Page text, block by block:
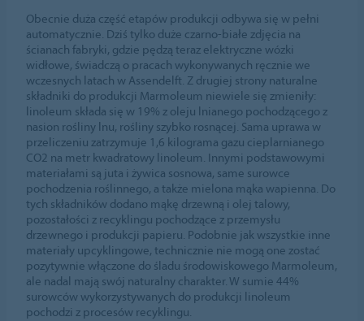
Obecnie duża część etapów produkcji odbywa się w pełni
automatycznie. Dziś tylko duże czarno-białe zdjęcia na
ścianach fabryki, gdzie pędzą teraz elektryczne wózki
widłowe, świadczą o pracach wykonywanych ręcznie we
wczesnych latach w Assendelft. Z drugiej strony naturalne
składniki do produkcji Marmoleum niewiele się zmieniły:
linoleum składa się w 19% z oleju lnianego pochodzącego z
nasion rośliny lnu, rośliny szybko rosnącej. Sama uprawa w
przeliczeniu zatrzymuje 1,6 kilograma gazu cieplarnianego
CO2 na metr kwadratowy linoleum. Innymi podstawowymi
materiałami są juta i żywica sosnowa, same surowce
pochodzenia roślinnego, a także mielona mąka wapienna. Do
tych składników dodano mąkę drzewną i olej talowy,
pozostałości z recyklingu pochodzące z przemysłu
drzewnego i produkcji papieru. Podobnie jak wszystkie inne
materiały upcyklingowe, technicznie nie mogą one zostać
pozytywnie włączone do śladu środowiskowego Marmoleum,
ale nadal mają swój naturalny charakter. W sumie 44%
surowców wykorzystywanych do produkcji linoleum
pochodzi z procesów recyklingu.